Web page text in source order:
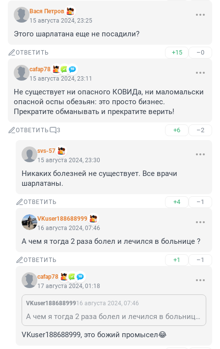
Вася Петров
15 августа 2024, 23:25
Этого шарлатана еще не посадили?
ОТВЕТИТЬ +15 –0
cafap78
15 августа 2024, 23:11
Не существует ни опасного КОВИДа, ни маломальски
опасной оспы обезьян: это просто бизнес.
Прекратите обманывать и прекратите верить!
ОТВЕТИТЬ 3 +6 –2
svs-57
15 августа 2024, 23:30
Никаких болезней не существует. Все врачи
шарлатаны.
ОТВЕТИТЬ +4 –1
VKuser188688999
16 августа 2024, 07:46
А чем я тогда 2 раза болел и лечился в больнице ?
ОТВЕТИТЬ +1 –1
cafap78
17 августа 2024, 01:18
VKuser18868899916 августа 2024, 07:46
А чем я тогда 2 раза болел и лечился в больнице ?
VKuser188688999, это божий промысел😂